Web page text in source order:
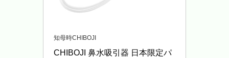
知母時CHIBOJI
CHIBOJI 鼻水吸引器 日本限定パ